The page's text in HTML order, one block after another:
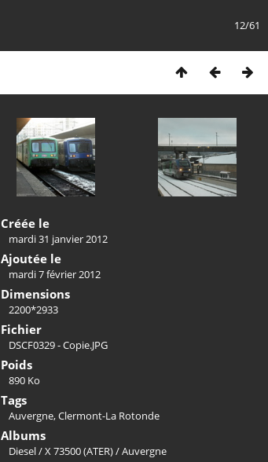
12/61
Créée le
mardi 31 janvier 2012
Ajoutée le
mardi 7 février 2012
Dimensions
2200*2933
Fichier
DSCF0329 - Copie.JPG
Poids
890 Ko
Tags
Auvergne,Clermont-La Rotonde
Albums
Diesel/X 73500 (ATER)/Auvergne